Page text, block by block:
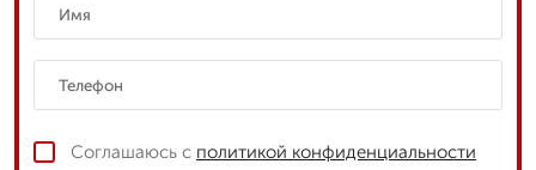
Соглашаюсь с политикой конфиденциальности